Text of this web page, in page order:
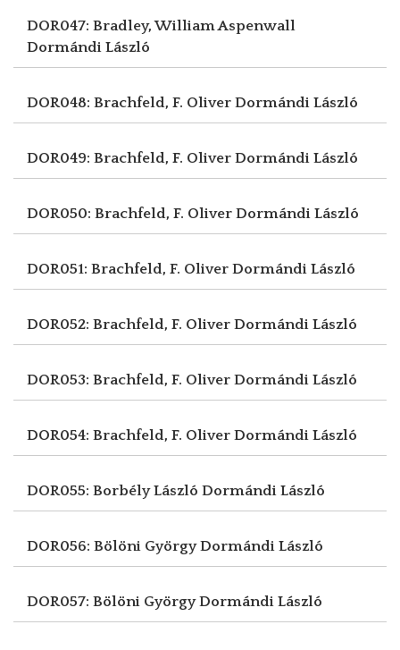
DOR047: Bradley, William Aspenwall
Dormándi László
DOR048: Brachfeld, F. Oliver Dormándi László
DOR049: Brachfeld, F. Oliver Dormándi László
DOR050: Brachfeld, F. Oliver Dormándi László
DOR051: Brachfeld, F. Oliver Dormándi László
DOR052: Brachfeld, F. Oliver Dormándi László
DOR053: Brachfeld, F. Oliver Dormándi László
DOR054: Brachfeld, F. Oliver Dormándi László
DOR055: Borbély László Dormándi László
DOR056: Bölöni GyörgyDormándi László
DOR057: Bölöni GyörgyDormándi László